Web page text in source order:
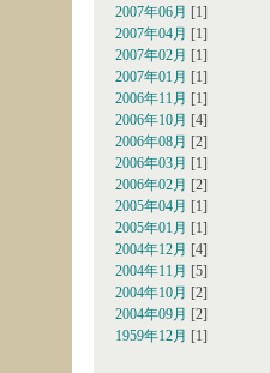
2007年06月 [1]
2007年04月 [1]
2007年02月 [1]
2007年01月 [1]
2006年11月 [1]
2006年10月 [4]
2006年08月 [2]
2006年03月 [1]
2006年02月 [2]
2005年04月 [1]
2005年01月 [1]
2004年12月 [4]
2004年11月 [5]
2004年10月 [2]
2004年09月 [2]
1959年12月 [1]